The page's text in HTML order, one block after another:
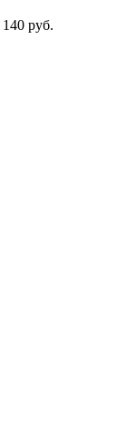
140 руб.